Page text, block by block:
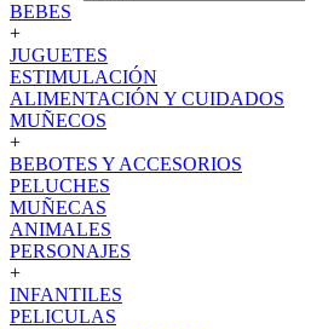
BEBES
+
JUGUETES
ESTIMULACIÓN
ALIMENTACIÓN Y CUIDADOS
MUÑECOS
+
BEBOTES Y ACCESORIOS
PELUCHES
MUÑECAS
ANIMALES
PERSONAJES
+
INFANTILES
PELICULAS